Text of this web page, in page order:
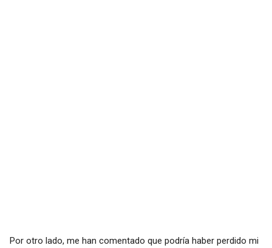
Por otro lado, me han comentado que podría haber perdido mi